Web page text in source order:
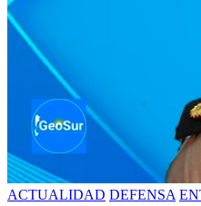
ACTUALIDAD DEFENSA